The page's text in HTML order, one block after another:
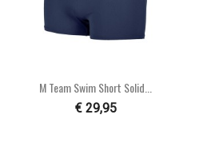
M Team Swim Short Solid...
€ 29,95